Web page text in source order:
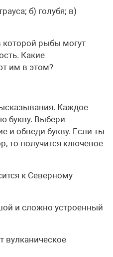
б) голубя; в)
которой рыбы могут
Какие
им в этом?
Каждое
букву. Выбери
и обведи букву. Если ты
то получится ключевое
к Северному
и сложно устроенный
вулканическое